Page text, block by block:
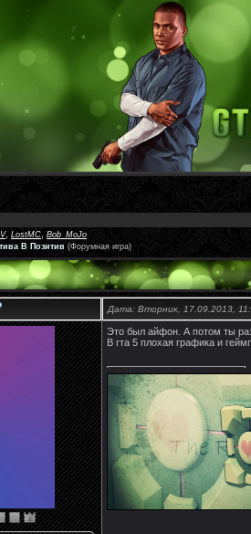
, LostMC Bob_MoJo
В Позитив (Форумная игра)
Дата: Вторник, 17.09.2013,
Это был айфон. А потом ты
В гта 5 плохая графика и